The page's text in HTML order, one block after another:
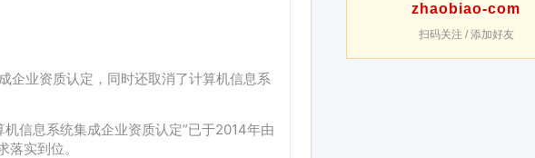
zhaobiao-com
扫码关注 / 添加好友